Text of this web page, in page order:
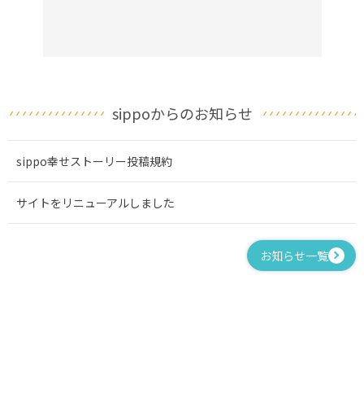
sippoからのお知らせ
sippo幸せストーリー投稿規約
サイトをリニューアルしました
お知らせ一覧